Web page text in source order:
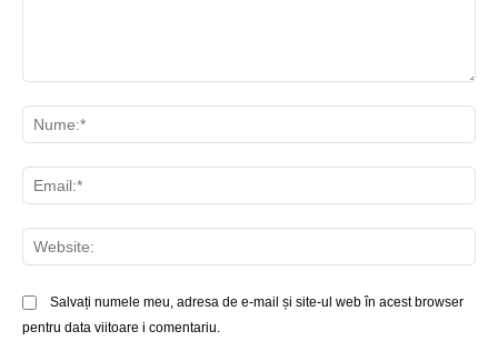
Salvați numele meu, adresa de e-mail și site-ul web în acest browser
pentru data viitoare i comentariu.